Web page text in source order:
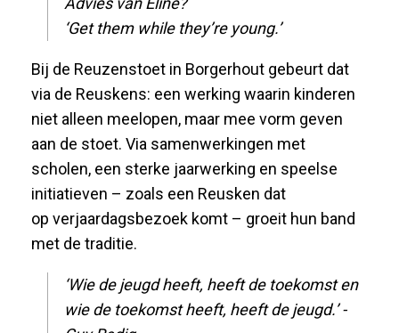
‘Getthem while they’re young.’
Bij de Reuzenstoet in Borgerhout gebeurt dat
via de Reuskens: een werking waarin kinderen
niet alleen meelopen, maar mee vorm geven
aan de stoet. Via samenwerkingen met
scholen, een sterke jaarwerking en speelse
initiatieven – zoals een Reusken dat
op verjaardagsbezoek komt – groeit hun band
met de traditie.
‘Wie de jeugd heeft, heeft de toekomsten
wie de toekomst heeft, heeft de jeugd.’-